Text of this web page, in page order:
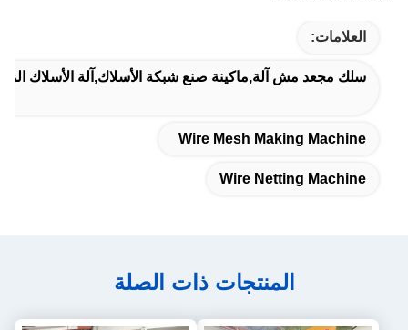
العلامات:
سلك مجعد مش آلة,ماكينة صنع شبكة الأسلاك,آلة الأسلاك
Wire Mesh Making Machine
Wire Netting Machine
المنتجات ذات الصلة